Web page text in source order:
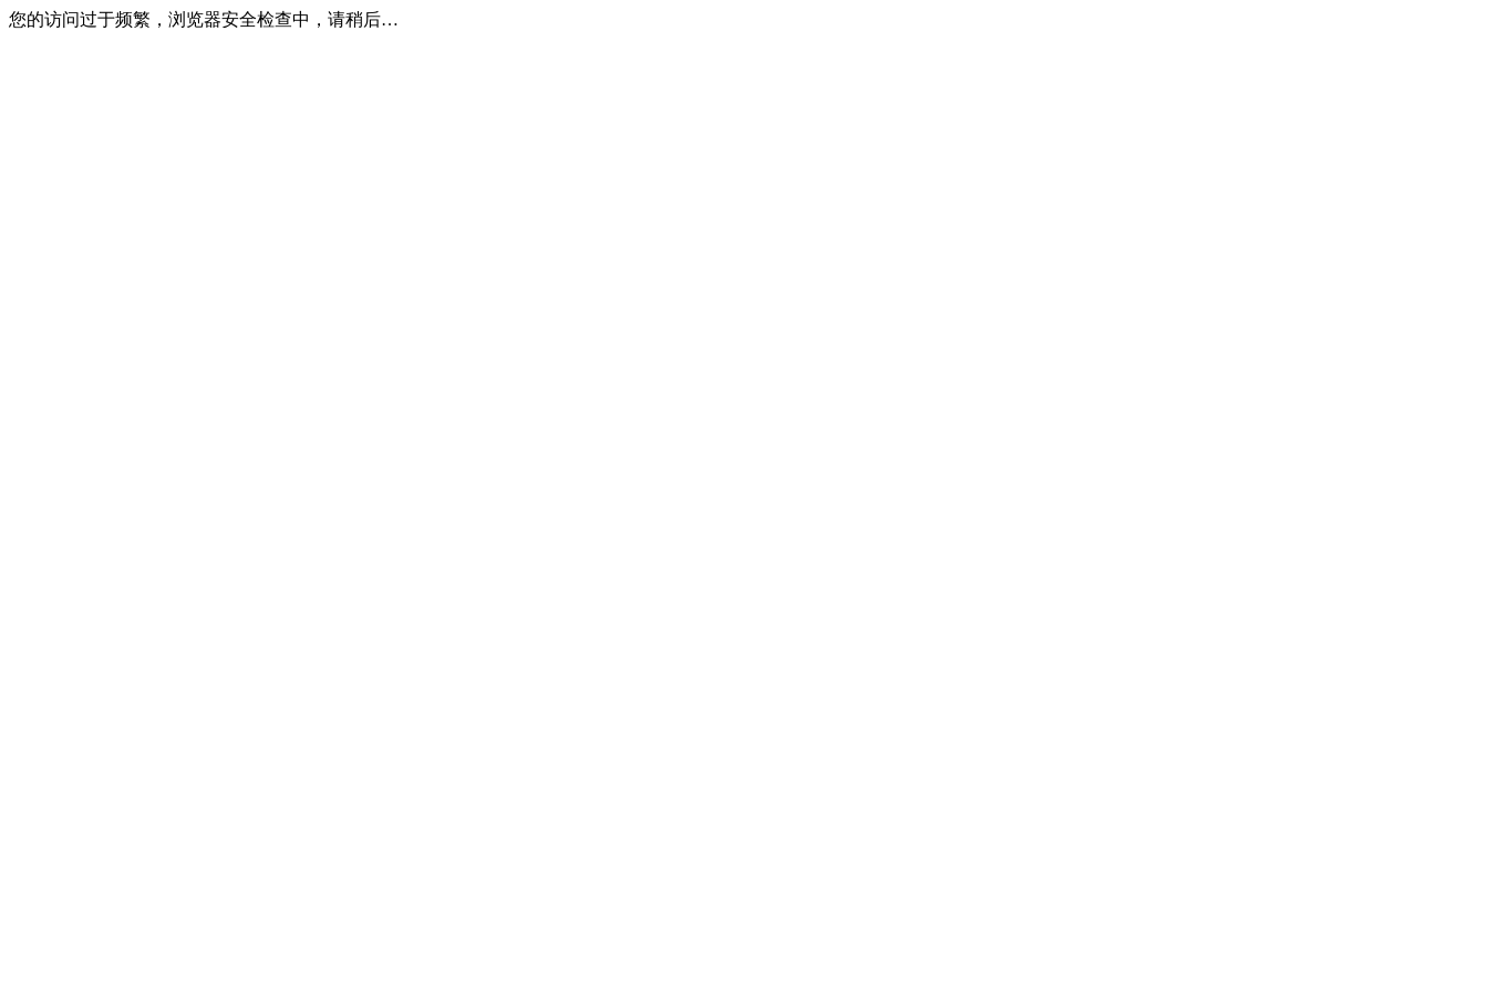
您的访问过于频繁，浏览器安全检查中，请稍后…